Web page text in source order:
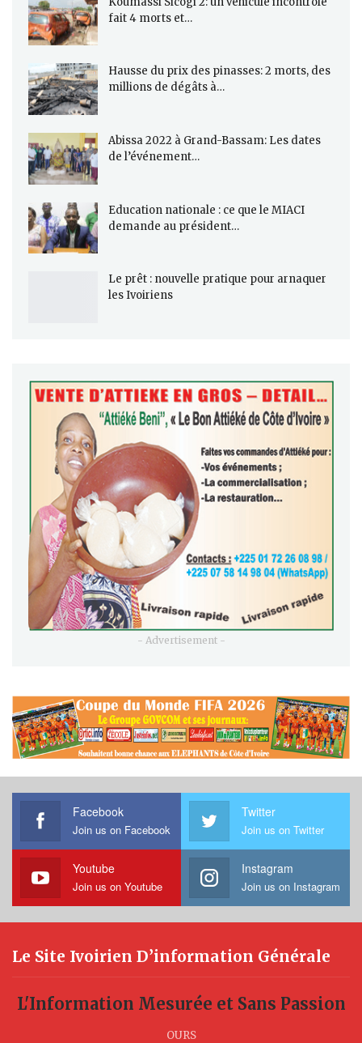
fait 4 morts et…
Hausse du prix des pinasses: 2 morts, des
millions de dégâts à…
Abissa 2022 à Grand-Bassam: Les dates
de l’événement…
Education nationale : ce que le MIACI
demande au président…
Le prêt : nouvelle pratique pour arnaquer
les Ivoiriens
- Advertisement -
Facebook
Join us on Facebook
Twitter
Join us on Twitter
Youtube
Join us on Youtube
Instagram
Join us on Instagram
Le Site Ivoirien D’information Générale
L'Information Mesurée et Sans Passion
OURS